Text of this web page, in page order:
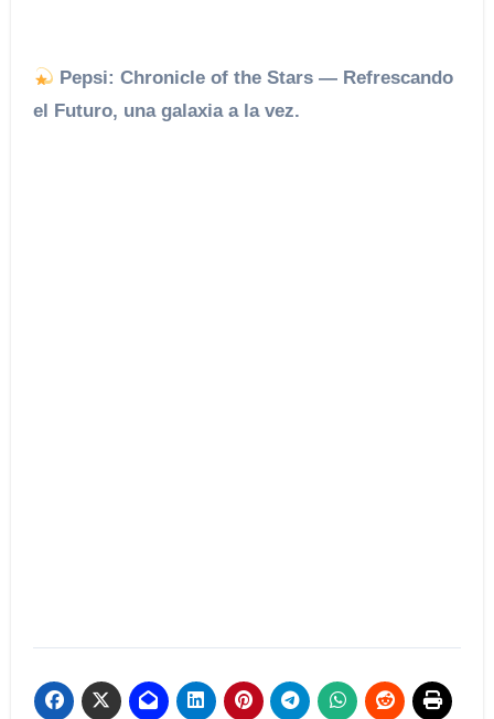
Pepsi: Chronicle of the Stars — Refrescando
el Futuro, una galaxia a la vez.